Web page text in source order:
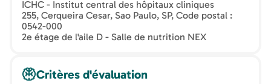
ICHC - Institut central des hôpitaux cliniques
255, Cerqueira Cesar, Sao Paulo, SP, Code postal :
0542-000
2e étage de l'aile D - Salle de nutrition NEX
Critères d'évaluation